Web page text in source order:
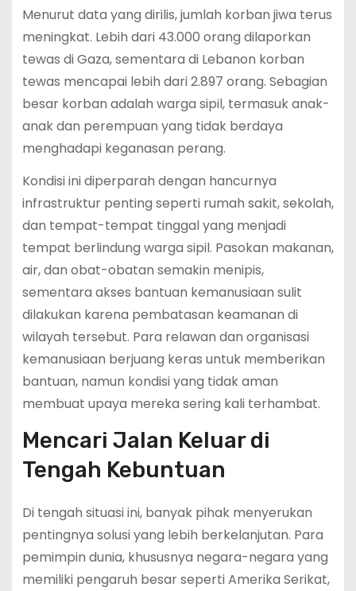
Menurut data yang dirilis, jumlah korban jiwa terus
meningkat. Lebih dari 43.000 orang dilaporkan
tewas di Gaza, sementara di Lebanon korban
tewas mencapai lebih dari 2.897 orang. Sebagian
besar korban adalah warga sipil, termasuk anak-
anak dan perempuan yang tidak berdaya
menghadapi keganasan perang.
Kondisi ini diperparah dengan hancurnya
infrastruktur penting seperti rumah sakit, sekolah,
dan tempat-tempat tinggal yang menjadi
tempat berlindung warga sipil. Pasokan makanan,
air, dan obat-obatan semakin menipis,
sementara akses bantuan kemanusiaan sulit
dilakukan karena pembatasan keamanan di
wilayah tersebut. Para relawan dan organisasi
kemanusiaan berjuang keras untuk memberikan
bantuan, namun kondisi yang tidak aman
membuat upaya mereka sering kali terhambat.
Mencari Jalan Keluar di
Tengah Kebuntuan
Di tengah situasi ini, banyak pihak menyerukan
pentingnya solusi yang lebih berkelanjutan. Para
pemimpin dunia, khususnya negara-negara yang
memiliki pengaruh besar seperti Amerika Serikat,